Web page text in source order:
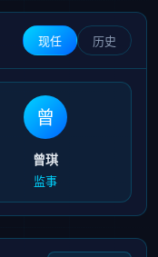
现任 历史
曾
曾琪
监事